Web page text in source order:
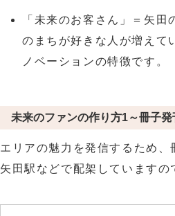
「未来のお客さん」＝矢
のまちが好きな人が増えて
ノベーションの特徴です。
未来のファンの作り方1～冊子発
エリアの魅力を発信するため、
矢田駅などで配架していますの